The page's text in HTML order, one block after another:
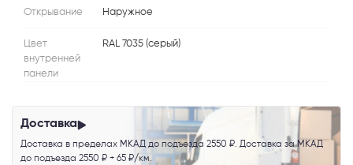
Открывание Наружное
Цвет
внутренней
панели
RAL 7035 (серый)
Доставка
Доставка в пределах МКАД до подъезда 2550 ₽. Доставка за МКАД
до подъезда 2550 ₽ + 65 ₽/км.